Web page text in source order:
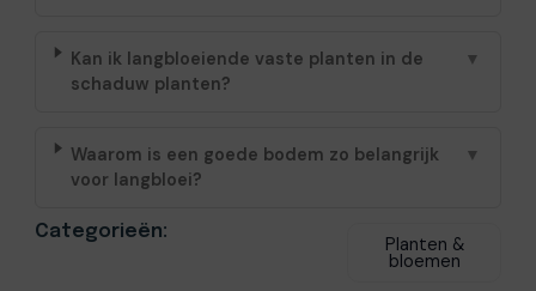
Kan ik langbloeiende vaste planten in de
schaduw planten?
▼
Waarom is een goede bodem zo belangrijk
voor langbloei?
▼
Categorieën:
Planten &
bloemen